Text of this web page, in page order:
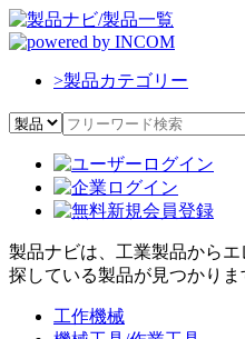
>製品カテゴリー
製品ナビは、工業製品からエ
探している製品が見つかりま
工作機械